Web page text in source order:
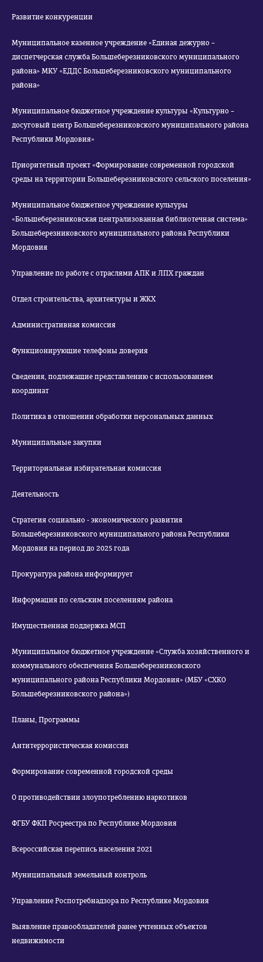
Развитие конкуренции
Муниципальное казенное учреждение «Единая дежурно –
диспетчерская служба Большеберезниковского муниципального
района» МКУ «ЕДДС Большеберезниковского муниципального
района»
Муниципальное бюджетное учреждение культуры «Культурно –
досуговый центр Большеберезниковского муниципального района
Республики Мордовия»
Приоритетный проект «Формирование современной городской
среды на территории Большеберезниковского сельского поселения»
Муниципальное бюджетное учреждение культуры
«Большеберезниковская централизованная библиотечная система»
Большеберезниковского муниципального района Республики
Мордовия
Управление по работе с отраслями АПК и ЛПХ граждан
Отдел строительства, архитектуры и ЖКХ
Административная комиссия
Функционирующие телефоны доверия
Сведения, подлежащие представлению с использованием
координат
Политика в отношении обработки персональных данных
Муниципальные закупки
Территориальная избирательная комиссия
Деятельность
Стратегия социально - экономического развития
Большеберезниковского муниципального района Республики
Мордовия на период до 2025 года
Прокуратура района информирует
Информация по сельским поселениям района
Имущественная поддержка МСП
Муниципальное бюджетное учреждение «Служба хозяйственного и
коммунального обеспечения Большеберезниковского
муниципального района Республики Мордовия» (МБУ «СХКО
Большеберезниковского района»)
Планы, Программы
Антитеррористическая комиссия
Формирование современной городской среды
О противодействии злоупотреблению наркотиков
ФГБУ ФКП Росреестра по Республике Мордовия
Всероссийская перепись населения 2021
Муниципальный земельный контроль
Управление Роспотребнадзора по Республике Мордовия
Выявление правообладателей ранее учтенных объектов
недвижимости